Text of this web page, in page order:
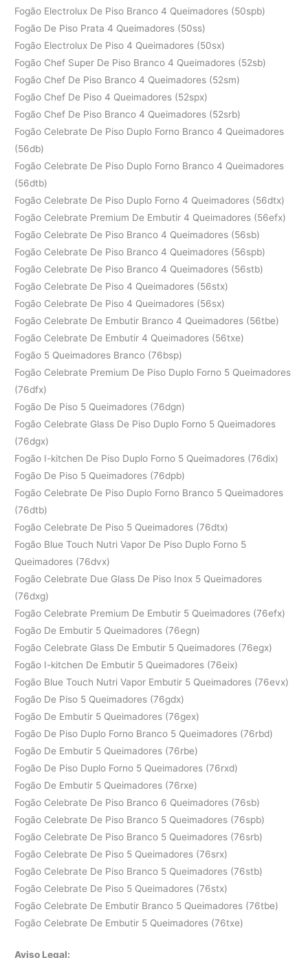
Fogão Electrolux De Piso Branco 4 Queimadores (50spb)
Fogão De Piso Prata 4 Queimadores (50ss)
Fogão Electrolux De Piso 4 Queimadores (50sx)
Fogão Chef Super De Piso Branco 4 Queimadores (52sb)
Fogão Chef De Piso Branco 4 Queimadores (52sm)
Fogão Chef De Piso 4 Queimadores (52spx)
Fogão Chef De Piso Branco 4 Queimadores (52srb)
Fogão Celebrate De Piso Duplo Forno Branco 4 Queimadores
(56db)
Fogão Celebrate De Piso Duplo Forno Branco 4 Queimadores
(56dtb)
Fogão Celebrate De Piso Duplo Forno 4 Queimadores (56dtx)
Fogão Celebrate Premium De Embutir 4 Queimadores (56efx)
Fogão Celebrate De Piso Branco 4 Queimadores (56sb)
Fogão Celebrate De Piso Branco 4 Queimadores (56spb)
Fogão Celebrate De Piso Branco 4 Queimadores (56stb)
Fogão Celebrate De Piso 4 Queimadores (56stx)
Fogão Celebrate De Piso 4 Queimadores (56sx)
Fogão Celebrate De Embutir Branco 4 Queimadores (56tbe)
Fogão Celebrate De Embutir 4 Queimadores (56txe)
Fogão 5 Queimadores Branco (76bsp)
Fogão Celebrate Premium De Piso Duplo Forno 5 Queimadores
(76dfx)
Fogão De Piso 5 Queimadores (76dgn)
Fogão Celebrate Glass De Piso Duplo Forno 5 Queimadores
(76dgx)
Fogão I-kitchen De Piso Duplo Forno 5 Queimadores (76dix)
Fogão De Piso 5 Queimadores (76dpb)
Fogão Celebrate De Piso Duplo Forno Branco 5 Queimadores
(76dtb)
Fogão Celebrate De Piso 5 Queimadores (76dtx)
Fogão Blue Touch Nutri Vapor De Piso Duplo Forno 5
Queimadores (76dvx)
Fogão Celebrate Due Glass De Piso Inox 5 Queimadores
(76dxg)
Fogão Celebrate Premium De Embutir 5 Queimadores (76efx)
Fogão De Embutir 5 Queimadores (76egn)
Fogão Celebrate Glass De Embutir 5 Queimadores (76egx)
Fogão I-kitchen De Embutir 5 Queimadores (76eix)
Fogão Blue Touch Nutri Vapor Embutir 5 Queimadores (76evx)
Fogão De Piso 5 Queimadores (76gdx)
Fogão De Embutir 5 Queimadores (76gex)
Fogão De Piso Duplo Forno Branco 5 Queimadores (76rbd)
Fogão De Embutir 5 Queimadores (76rbe)
Fogão De Piso Duplo Forno 5 Queimadores (76rxd)
Fogão De Embutir 5 Queimadores (76rxe)
Fogão Celebrate De Piso Branco 6 Queimadores (76sb)
Fogão Celebrate De Piso Branco 5 Queimadores (76spb)
Fogão Celebrate De Piso Branco 5 Queimadores (76srb)
Fogão Celebrate De Piso 5 Queimadores (76srx)
Fogão Celebrate De Piso Branco 5 Queimadores (76stb)
Fogão Celebrate De Piso 5 Queimadores (76stx)
Fogão Celebrate De Embutir Branco 5 Queimadores (76tbe)
Fogão Celebrate De Embutir 5 Queimadores (76txe)
Aviso Legal: